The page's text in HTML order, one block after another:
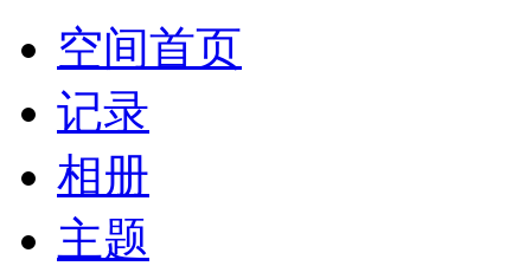
空间首页
记录
相册
主题